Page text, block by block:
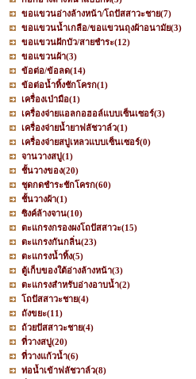
ขอแขวนอ่างล้างหน้า/โถปัสสาวะชาย(7)
ขอแขวนน้ำเกลือ/ขอแขวนถุงผ้าอนามัย(3)
ขอแขวนฝักบัว/สายชำระ(12)
ขอแขวนผ้า(3)
ข้อต่อ/ข้อลด(14)
ข้อต่อน้ำทิ้งชักโครก(1)
เครื่องเป่ามือ(1)
เครื่องจ่ายแอลกอฮอล์แบบเซ็นเซอร์(3)
เครื่องจ่ายน้ำยาฟลัชวาล์ว(1)
เครื่องจ่ายสบู่เหลวแบบเซ็นเซอร์(0)
จานวางสบู่(1)
ชั้นวางของ(20)
ชุดกดชำระชักโครก(60)
ชั้นวางผ้า(1)
ซิงค์ล้างจาน(10)
ตะแกรงกรองผงโถปัสสาวะ(15)
ตะแกรงกันกลิ่น(23)
ตะแกรงน้ำทิ้ง(5)
ตู้เก็บของใต้อ่างล้างหน้า(3)
ตะแกรงสำหรับอ่างอาบน้ำ(2)
โถปัสสาวะชาย(4)
ถังขยะ(11)
ถ้วยปัสสาวะชาย(4)
ที่วางสบู่(20)
ที่วางแก้วน้ำ(6)
ท่อน้ำเข้าฟลัชวาล์ว(8)